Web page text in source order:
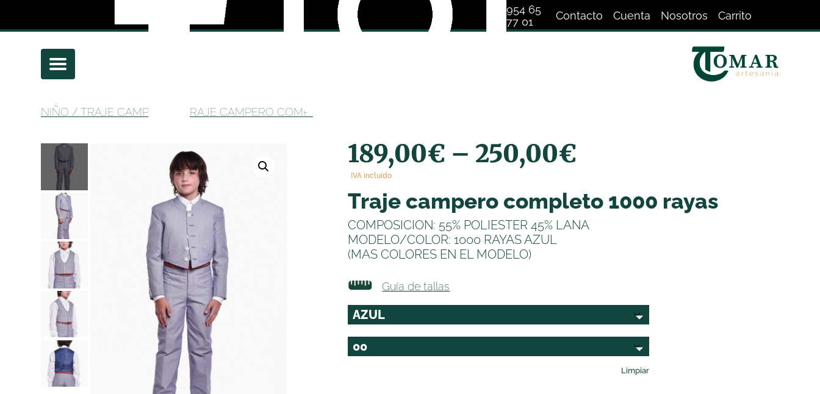
954 65
77 01
Contacto Cuenta Nosotros Carrito
NIÑO /TRAJE CAMPERO / TRAJE CAMPERO COMPLETO 1000 RAYAS
189,00€ –250,00€
IVA incluido
traje campero completo 1000 rayas
COMPOSICION: 55% POLIESTER 45% LANA
MODELO/COLOR: 1000 RAYAS AZUL
(MAS COLORES EN EL MODELO)
Guía de tallas
Limpiar